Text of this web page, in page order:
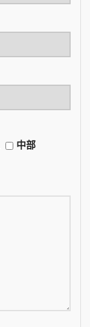
中部